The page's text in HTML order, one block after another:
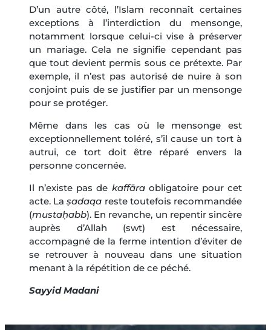
D’un autre côté, l’Islam reconnaît certaines
exceptions à l’interdiction du mensonge,
notamment lorsque celui-ci vise à préserver
un mariage. Cela ne signifie cependant pas
que tout devient permis sous ce prétexte. Par
exemple, il n’est pas autorisé de nuire à son
conjoint puis de se justifier par un mensonge
pour se protéger.
Même dans les cas où le mensonge est
exceptionnellement toléré, s’il cause un tort à
autrui, ce tort doit être réparé envers la
personne concernée.
Il n’existe pas de kaffāraobligatoire pour cet
acte. Laṣadaqa reste toutefois recommandée
(mustaḥabb). En revanche, un repentir sincère
auprès d’Allah (swt) est nécessaire,
accompagné de la ferme intention d’éviter de
se retrouver à nouveau dans une situation
menant à la répétition de ce péché.
Sayyid Madani